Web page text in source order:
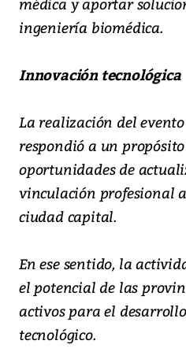
ingeniería biomédica.
Innovación tecnológica
La realización del
respondió a un
oportunidades de
vinculación profesional
ciudad capital.
En ese sentido, la
el potencial de las
activos para el
tecnológico.